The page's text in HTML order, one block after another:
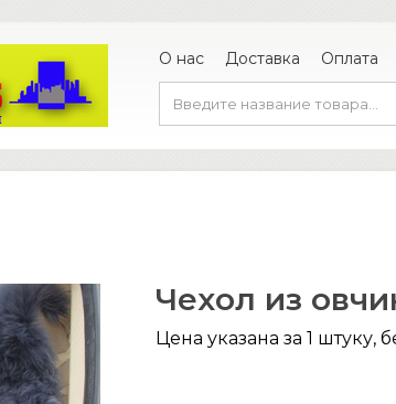
О нас Доставка Оплата
Чехол из
Цена указана за 1 штуку,